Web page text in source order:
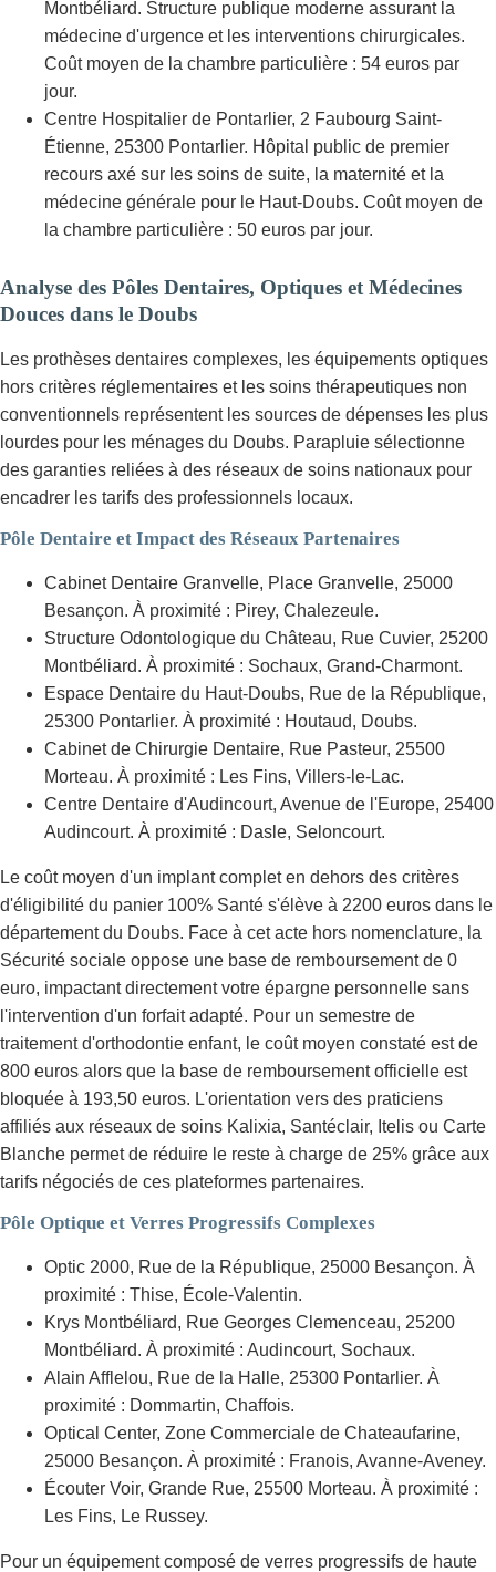
Montbéliard. Structure publique moderne assurant la
médecine d'urgence et les interventions chirurgicales.
Coût moyen de la chambre particulière : 54 euros par
jour.
Centre Hospitalier de Pontarlier, 2 Faubourg Saint-
Étienne, 25300 Pontarlier. Hôpital public de premier
recours axé sur les soins de suite, la maternité et la
médecine générale pour le Haut-Doubs. Coût moyen de
la chambre particulière : 50 euros par jour.
Analyse des Pôles Dentaires, Optiques et Médecines
Douces dans le Doubs
Les prothèses dentaires complexes, les équipements optiques
hors critères réglementaires et les soins thérapeutiques non
conventionnels représentent les sources de dépenses les plus
lourdes pour les ménages du Doubs. Parapluie sélectionne
des garanties reliées à des réseaux de soins nationaux pour
encadrer les tarifs des professionnels locaux.
Pôle Dentaire et Impact des Réseaux Partenaires
Cabinet Dentaire Granvelle, Place Granvelle, 25000
Besançon. À proximité : Pirey, Chalezeule.
Structure Odontologique du Château, Rue Cuvier, 25200
Montbéliard. À proximité : Sochaux, Grand-Charmont.
Espace Dentaire du Haut-Doubs, Rue de la République,
25300 Pontarlier. À proximité : Houtaud, Doubs.
Cabinet de Chirurgie Dentaire, Rue Pasteur, 25500
Morteau. À proximité : Les Fins, Villers-le-Lac.
Centre Dentaire d'Audincourt, Avenue de l'Europe, 25400
Audincourt. À proximité : Dasle, Seloncourt.
Le coût moyen d'un implant complet en dehors des critères
d'éligibilité du panier 100% Santé s'élève à 2200 euros dans le
département du Doubs. Face à cet acte hors nomenclature, la
Sécurité sociale oppose une base de remboursement de 0
euro, impactant directement votre épargne personnelle sans
l'intervention d'un forfait adapté. Pour un semestre de
traitement d'orthodontie enfant, le coût moyen constaté est de
800 euros alors que la base de remboursement officielle est
bloquée à 193,50 euros. L'orientation vers des praticiens
affiliés aux réseaux de soins Kalixia, Santéclair, Itelis ou Carte
Blanche permet de réduire le reste à charge de 25% grâce aux
tarifs négociés de ces plateformes partenaires.
Pôle Optique et Verres Progressifs Complexes
Optic 2000, Rue de la République, 25000 Besançon. À
proximité : Thise, École-Valentin.
Krys Montbéliard, Rue Georges Clemenceau, 25200
Montbéliard. À proximité : Audincourt, Sochaux.
Alain Afflelou, Rue de la Halle, 25300 Pontarlier. À
proximité : Dommartin, Chaffois.
Optical Center, Zone Commerciale de Chateaufarine,
25000 Besançon. À proximité : Franois, Avanne-Aveney.
Écouter Voir, Grande Rue, 25500 Morteau. À proximité :
Les Fins, Le Russey.
Pour un équipement composé de verres progressifs de haute